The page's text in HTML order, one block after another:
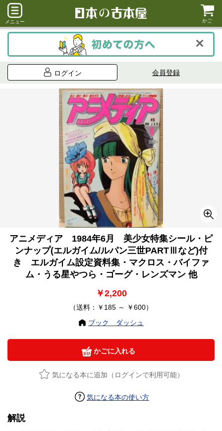
メニュー かご
ログイン 会員登録
アニメディア 1984年6月 美少女特集シール・ピ
ンナップ(エルガイム/ルパン三世PARTⅢなど)付
き エルガイム設定資料集・マクロス・バイファ
ム・うる星やつら・ゴーグ・レンズマン 他
￥2,200
（送料：￥185 ～ ￥600）
ブック ダッシュ
かごに入れる
気になる本に追加（ログインで利用可能）
気になる本の使い方
解説